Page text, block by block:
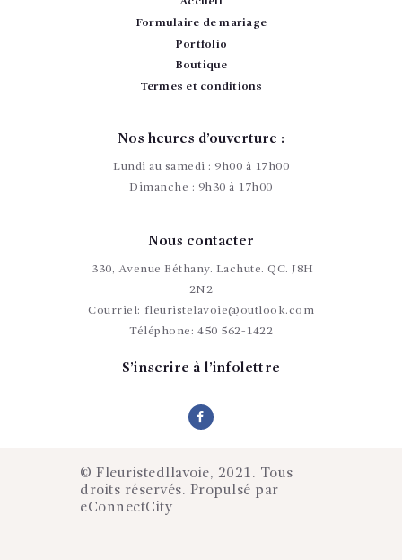
Formulaire de mariage
Portfolio
Boutique
Termes et conditions
Nos heures d’ouverture :
Lundi au samedi : 9h00 à 17h00
Dimanche : 9h30 à 17h00
Nous contacter
330, Avenue Béthany. Lachute. QC. J8H
2N2
Courriel: fleuristelavoie@outlook.com
Téléphone: 450 562-1422
S’inscrire à l’infolettre
© Fleuristedllavoie, 2021. Tous
droits réservés. Propulsé par
eConnectCity